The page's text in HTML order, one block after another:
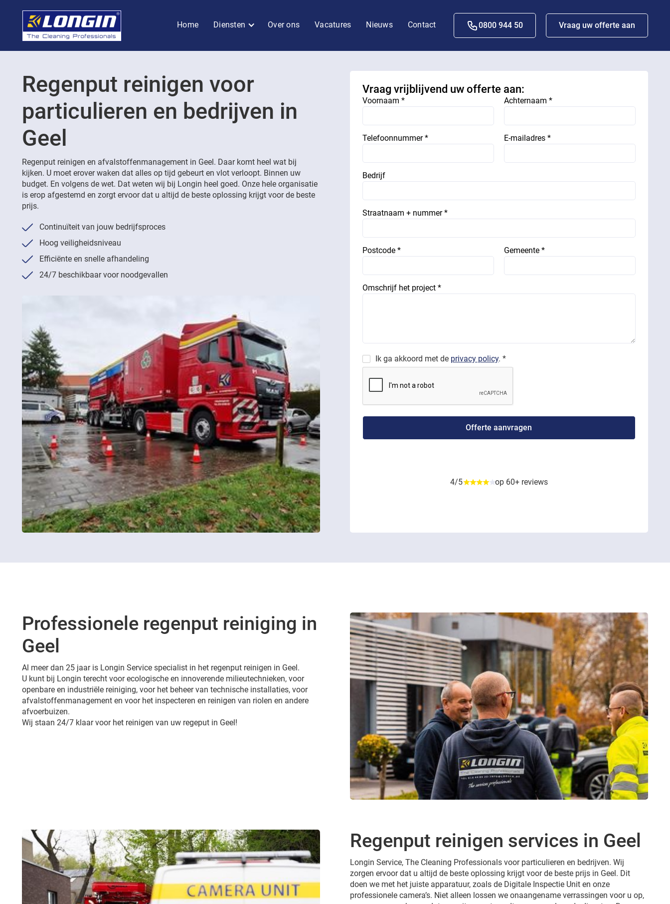
Home Diensten Over ons Vacatures Nieuws Contact 0800 944 50 Vraag uw offerte aan
Regenput reinigen voor
particulieren en bedrijven in
Geel
Regenput reinigen en afvalstoffenmanagement in Geel. Daar komt heel wat bij
kijken. U moet erover waken dat alles op tijd gebeurt en vlot verloopt. Binnen uw
budget. En volgens de wet. Dat weten wij bij Longin heel goed. Onze hele organisatie
is erop afgestemd en zorgt ervoor dat u altijd de beste oplossing krijgt voor de beste
prijs.
Continuïteit van jouw bedrijfsproces
Hoog veiligheidsniveau
Efficiënte en snelle afhandeling
24/7 beschikbaar voor noodgevallen
Vraag vrijblijvend uw offerte aan:
Voornaam * Achternaam *
Telefoonnummer * E-mailadres *
Bedrijf
Straatnaam + nummer *
Postcode * Gemeente *
Omschrijf het project *
Ik ga akkoord met de privacy policy. *
4/5 op 60+ reviews
Professionele regenput reiniging in
Geel
Al meer dan 25 jaar is Longin Service specialist in het regenput reinigen in Geel.
U kunt bij Longin terecht voor ecologische en innoverende milieutechnieken, voor
openbare en industriële reiniging, voor het beheer van technische installaties, voor
afvalstoffenmanagement en voor het inspecteren en reinigen van riolen en andere
afvoerbuizen.
Wij staan 24/7 klaar voor het reinigen van uw regeput in Geel!
Regenput reinigen services in Geel
Longin Service, The Cleaning Professionals voor particulieren en bedrijven. Wij
zorgen ervoor dat u altijd de beste oplossing krijgt voor de beste prijs in Geel. Dit
doen we met het juiste apparatuur, zoals de Digitale Inspectie Unit en onze
professionele camera’s. Niet alleen lossen we onaangename verrassingen voor u op,